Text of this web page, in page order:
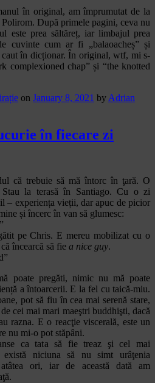
în original, am împrumutat de la
După primele pagini, ceva nu
este prea săltăreț, iar limbajul prea
cuvinte cum ar fi „balaoacheș” și
caut în dicționar. În original, wtf, mi s-
complexioned chap” și “the knotted
on January 8, 2021 by Adrian
în fiecare zi
că trebuie să mă întorc în ţară. O
Stau la terasă în Santiago. Cu o zi
– experiența vieții, dar apuc de picior
și încerc în van să glumesc:
pe Chris. E mereu mobilizat cu o
încearcă să fie a nice guy.
poate pregăti, nimic nu mă poate
a întoarcerii. E la fel cu taică-miu.
pot să fiu în cea mai serenă stare,
cei mai mari maeştri buddhişti, dacă
razna. E o reacţie viscerală, este un
nu mi-o pot stăpâni.
ca tata să fie treaz şi cel mai
niciuna să nu simt urâţenia
ori, iar de această dată am